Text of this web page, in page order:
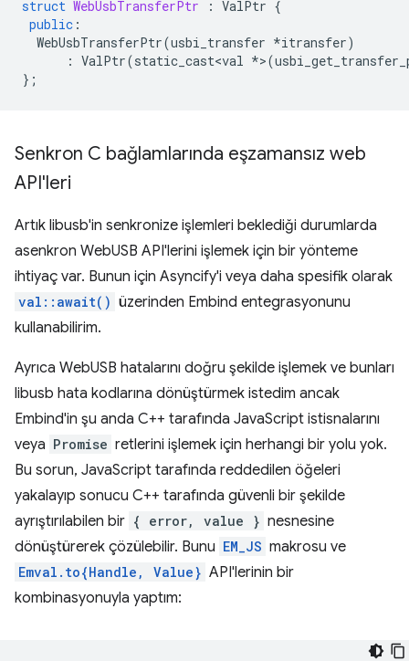
struct WebUsbTransferPtr : ValPtr {
public :
WebUsbTransferPtr(usbi_transfer *itransfer)
: ValPtr(static_cast<val *>(
};
Senkron C bağlamlarında eşzamansız web
API'leri
Artık libusb'in senkronize işlemleri beklediği durumlarda
asenkron WebUSB API'lerini işlemek için bir yönteme
ihtiyaç var. Bunun için Asyncify'i veya daha spesifik olarak
val::await() üzerinden Embind entegrasyonunu
kullanabilirim.
Ayrıca WebUSB hatalarını doğru şekilde işlemek ve bunları
libusb hata kodlarına dönüştürmek istedim ancak
Embind'in şu anda C++ tarafında JavaScript istisnalarını
veya Promise retlerini işlemek için herhangi bir yolu yok.
Bu sorun, JavaScript tarafında reddedilen öğeleri
yakalayıp sonucu C++ tarafında güvenli bir şekilde
ayrıştırılabilen bir { error, value } nesnesine
dönüştürerek çözülebilir. Bunu EM_JS makrosu ve
Emval.to{Handle, Value} API'lerinin bir
kombinasyonuyla yaptım: